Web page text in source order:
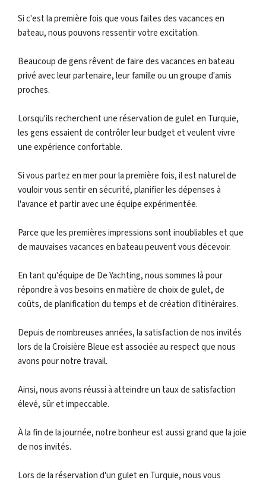
Si c'est la première fois que vous faites des vacances en
bateau, nous pouvons ressentir votre excitation.
Beaucoup de gens rêvent de faire des vacances en bateau
privé avec leur partenaire, leur famille ou un groupe d'amis
proches.
Lorsqu'ils recherchent une réservation de gulet en Turquie,
les gens essaient de contrôler leur budget et veulent vivre
une expérience confortable.
Si vous partez en mer pour la première fois, il est naturel de
vouloir vous sentir en sécurité, planifier les dépenses à
l'avance et partir avec une équipe expérimentée.
Parce que les premières impressions sont inoubliables et que
de mauvaises vacances en bateau peuvent vous décevoir.
En tant qu'équipe de De Yachting, nous sommes là pour
répondre à vos besoins en matière de choix de gulet, de
coûts, de planification du temps et de création d'itinéraires.
Depuis de nombreuses années, la satisfaction de nos invités
lors de la Croisière Bleue est associée au respect que nous
avons pour notre travail.
Ainsi, nous avons réussi à atteindre un taux de satisfaction
élevé, sûr et impeccable.
À la fin de la journée, notre bonheur est aussi grand que la joie
de nos invités.
Lors de la réservation d'un gulet en Turquie, nous vous